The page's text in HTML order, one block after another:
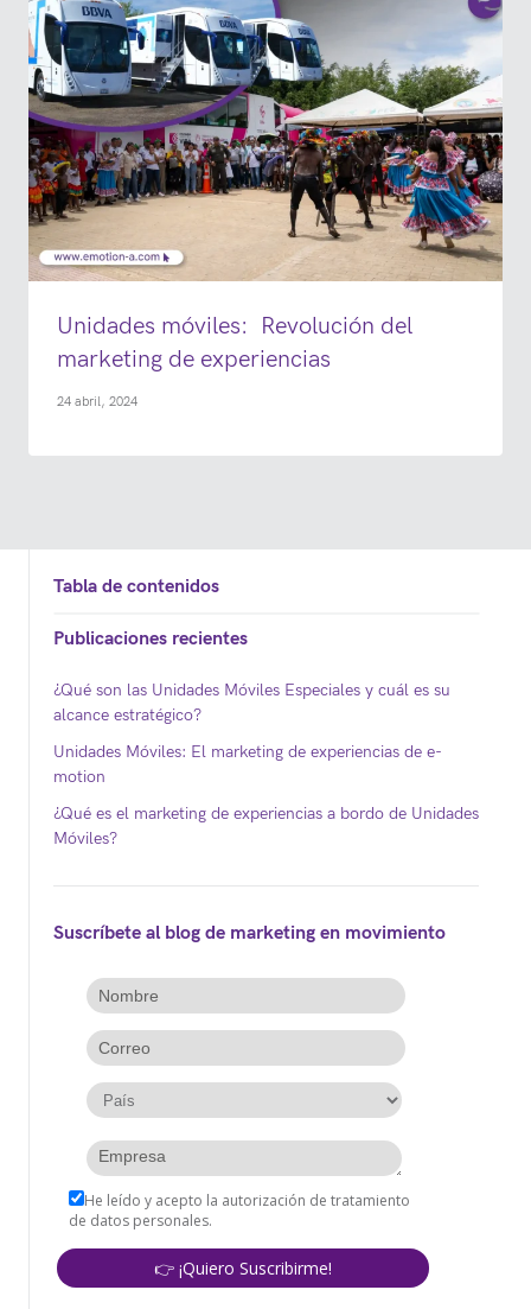
Unidades móviles: Revolución del
marketing de experiencias
24 abril, 2024
Tabla de contenidos
Publicaciones recientes
¿Qué son las Unidades Móviles Especiales y cuál es su
alcance estratégico?
Unidades Móviles: El marketing de experiencias de e-
motion
¿Qué es el marketing de experiencias a bordo de Unidades
Móviles?
Suscríbete al blog de marketing en movimiento